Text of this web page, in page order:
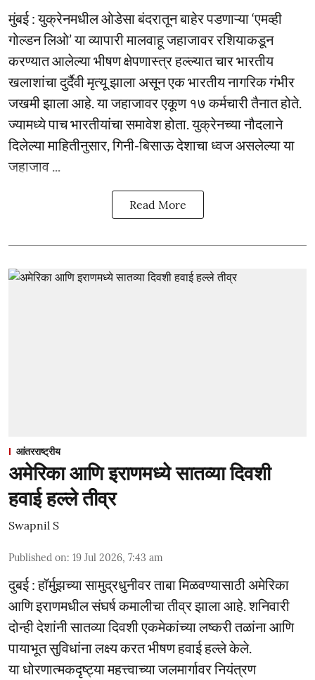
मुंबई : युक्रेनमधील ओडेसा बंदरातून बाहेर पडणाऱ्या ‘एमव्ही
गोल्डन लिओ’ या व्यापारी मालवाहू जहाजावर रशियाकडून
करण्यात आलेल्या भीषण क्षेपणास्त्र हल्ल्यात चार भारतीय
खलाशांचा दुर्दैवी मृत्यू झाला असून एक भारतीय नागरिक गंभीर
जखमी झाला आहे. या जहाजावर एकूण १७ कर्मचारी तैनात होते.
ज्यामध्ये पाच भारतीयांचा समावेश होता. युक्रेनच्या नौदलाने
दिलेल्या माहितीनुसार, गिनी-बिसाऊ देशाचा ध्वज असलेल्या या
जहाजाव ...
Read More
आंतरराष्ट्रीय
अमेरिका आणि इराणमध्ये सातव्या दिवशी
हवाई हल्ले तीव्र
Swapnil S
Published on: 19 Jul 2026, 7:43 am
दुबई : हॉर्मुझच्या सामुद्रधुनीवर ताबा मिळवण्यासाठी अमेरिका
आणि इराणमधील संघर्ष कमालीचा तीव्र झाला आहे. शनिवारी
दोन्ही देशांनी सातव्या दिवशी एकमेकांच्या लष्करी तळांना आणि
पायाभूत सुविधांना लक्ष्य करत भीषण हवाई हल्ले केले.
या धोरणात्मकदृष्ट्या महत्त्वाच्या जलमार्गावर नियंत्रण